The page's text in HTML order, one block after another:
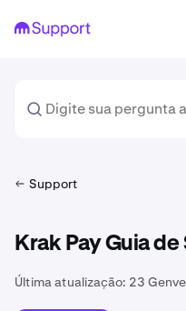
Support
Krak Pay Guia
Última atualização: 23